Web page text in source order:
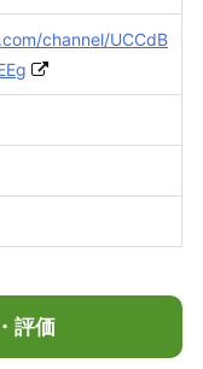
channel/UCCdB
評価